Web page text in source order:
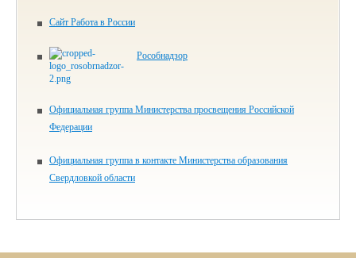
Сайт Работа в России
Рособнадзор
Официальная группа Министерства просвещения Российской
Федерации
Официальная группа в контакте Министерства образования
Свердловкой области